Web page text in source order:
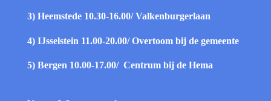
3) Heemstede 10.30-16.00/Valkenburgerlaan
4) IJsselstein 11.00-20.00/Overtoom bij de gemeente
5) Bergen 10.00-17.00/ Centrum bij de Hema